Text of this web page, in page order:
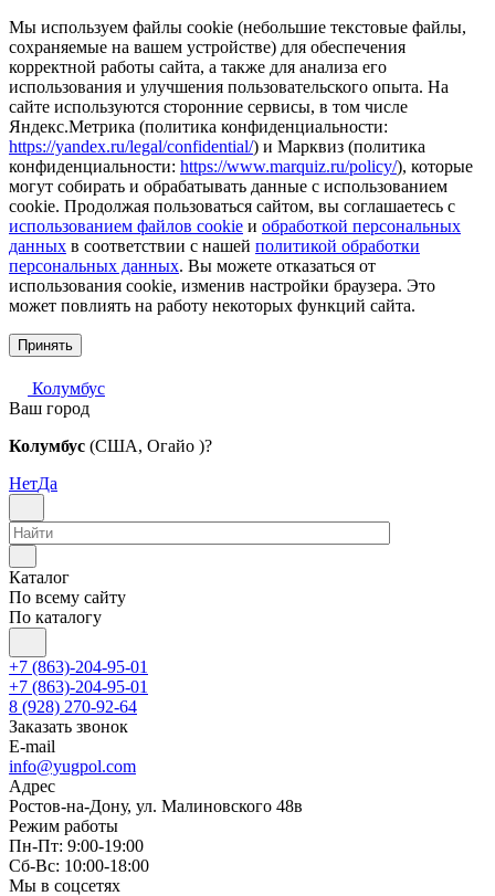
Мы используем файлы cookie (небольшие текстовые файлы,
сохраняемые на вашем устройстве) для обеспечения
корректной работы сайта, а также для анализа его
использования и улучшения пользовательского опыта. На
сайте используются сторонние сервисы, в том числе
Яндекс.Метрика (политика конфиденциальности:
https://yandex.ru/legal/confidential/) и Марквиз (политика
конфиденциальности: https://www.marquiz.ru/policy/), которые
могут собирать и обрабатывать данные с использованием
cookie. Продолжая пользоваться сайтом, вы соглашаетесь с
использованием файлов cookie и обработкой персональных
данных в соответствии с нашей политикой обработки
персональных данных. Вы можете отказаться от
использования cookie, изменив настройки браузера. Это
может повлиять на работу некоторых функций сайта.
Принять
Колумбус
Ваш город
Колумбус (США, Огайо )?
НетДа
Каталог
По всему сайту
По каталогу
+7 (863)-204-95-01
+7 (863)-204-95-01
8 (928) 270-92-64
Заказать звонок
E-mail
info@yugpol.com
Адрес
Ростов-на-Дону, ул. Малиновского 48в
Режим работы
Пн-Пт: 9:00-19:00
Cб-Вс: 10:00-18:00
Мы в соцсетях